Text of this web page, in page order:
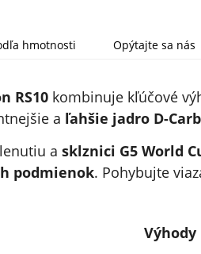
hmotnosti Opýtajte sa nás
RS10 kombinuje kľúčové
a ľahšie jadro D-
a sklznici G5 World
podmienok. Pohybujte
Výhody